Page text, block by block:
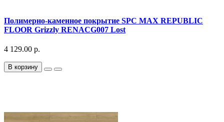
Полимерно-каменное покрытие SPC MAX REPUBLIC
FLOOR Grizzly RENACG007 Lost
4 129.00 р.
В корзину